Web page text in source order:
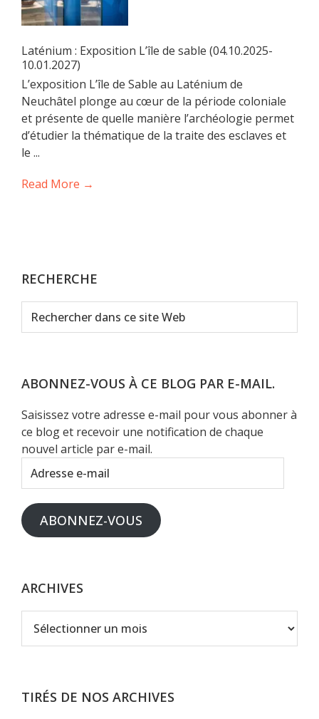
Laténium : Exposition L’île de sable (04.10.2025-
10.01.2027)
L’exposition L’île de Sable au Laténium de
Neuchâtel plonge au cœur de la période coloniale
et présente de quelle manière l’archéologie permet
d’étudier la thématique de la traite des esclaves et
le ...
Read More →
RECHERCHE
Rechercher
dans
Web
ABONNEZ-VOUS À CE BLOG PAR E-MAIL.
Saisissez votre adresse e-mail pour vous abonner à
ce blog et recevoir une notification de chaque
nouvel article par e-mail.
Adresse
e-
mail
ABONNEZ-VOUS
ARCHIVES
TIRÉS DE NOS ARCHIVES